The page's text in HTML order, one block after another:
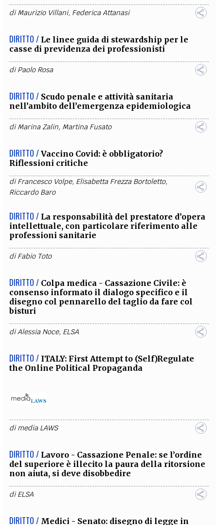
diMaurizio Villani, Federica Attanasi
DIRITTO / Le linee guida di stewardship per le
casse di previdenza dei professionisti
diPaolo Rosa
DIRITTO / Scudo penale e attività sanitaria
nell’ambito dell’emergenza epidemiologica
diMarina Zalin, Martina Fusato
DIRITTO / Vaccino Covid: è obbligatorio?
Riflessioni critiche
diFrancesco Volpe, Elisabetta Frezza Bortoletto,
Riccardo Baro
DIRITTO / La responsabilità del prestatore d’opera
intellettuale, con particolare riferimento alle
professioni sanitarie
diFabio Toto
DIRITTO / Colpa medica - Cassazione Civile: è
consenso informato il dialogo specifico e il
disegno col pennarello del taglio da fare col
bisturi
diAlessia Noce, ELSA
DIRITTO / ITALY: First Attempt to (Self)Regulate
the Online Political Propaganda
dimedia LAWS
DIRITTO / Lavoro - Cassazione Penale: se l’ordine
del superiore è illecito la paura della ritorsione
non aiuta, si deve disobbedire
diELSA
DIRITTO / Medici - Senato: disegno di legge in